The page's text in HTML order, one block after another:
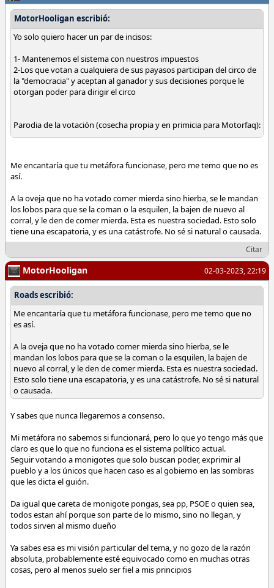
MotorHooligan escribió:
Yo solo quiero hacer un par de incisos:
1- Mantenemos el sistema con nuestros impuestos
2-Los que votan a cualquiera de sus payasos participan del circo de
la "democracia" y aceptan al ganador y sus decisiones porque le
otorgan poder para dirigir el circo
Parodia de la votación (cosecha propia y en primicia para Motorfaq):
a la mayoría. Las 5 moscas deciden comer mierda, los 5 lobos
deciden comer oveja, cuatro ovejas que querían comer hierba,
tranquilas y votan comer mierda.....pero una una oveja se levanta y
dice que ella no acepta el juego, pasa de comer mierda y se va....
Las moscas comen mierda, los lobos que querían carne de oveja
mierda pero sonríen porque no se las comen a ellas y "han votado
la opción menos mala"
Conclusión, todos comerán mierda menos la oveja que no quiere
seguir el circo y se ha levantado de la mesa de comemierdas
¿Que pasa si la mayor parte del pueblo se levanta y los deja
comiendo mierda solos?
Un gobierno no electo es un gobierno ilegítimo
Aprovecho para recordar, que en las pasadas elecciones la "opción"
más votada fue la de levantarse de la mesa, la abstención, que tuvo
más seguidores que ninguno de los partidos pasando, si la
memoria no me falla, del 30%. La abstención crece cada vez más
ante el descontento de la ciudadanía y por eso surgen más y más
partidos buscando un voto que no es otra cosa que un contrato del
ciudadano que acepta al gobierno que toca
¿Que pasaría si de repente más de un 50% de la población no vota y
por tanto no acepta al gobierno ?
¿Y si pasa eso y a un grupo de locos se les ocurre aplicar esto?
Me encantaría que tu metáfora funcionase, pero me temo que no es
así.
A la oveja que no ha votado comer mierda sino hierba, se le mandan
los lobos para que se la coman o la esquilen, la bajen de nuevo al
corral, y le den de comer mierda. Esta es nuestra sociedad. Esto solo
tiene una escapatoria, y es una catástrofe. No sé si natural o causada.
Citar
02-03-2023, 22:19
MotorHooligan
Roads escribió:
Me encantaría que tu metáfora funcionase, pero me temo que no
es así.
A la oveja que no ha votado comer mierda sino hierba, se le
mandan los lobos para que se la coman o la esquilen, la bajen de
nuevo al corral, y le den de comer mierda. Esta es nuestra sociedad.
Esto solo tiene una escapatoria, y es una catástrofe. No sé si natural
o causada.
Y sabes que nunca llegaremos a consenso.
Mi metáfora no sabemos si funcionará, pero lo que yo tengo más que
claro es que lo que no funciona es el sistema político actual.
Seguir votando a monigotes que solo buscan poder, exprimir al
pueblo y a los únicos que hacen caso es al gobierno en las sombras
que les dicta el guión.
Da igual que careta de monigote pongas, sea pp, PSOE o quien sea,
todos estan ahí porque son parte de lo mismo, sino no llegan, y
todos sirven al mismo dueño
Ya sabes esa es mi visión particular del tema, y no gozo de la razón
absoluta, probablemente esté equivocado como en muchas otras
cosas, pero al menos suelo ser fiel a mis principios